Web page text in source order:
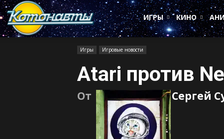
Котонавты
ИГРЫ
КИНО
Игры Игровые новости
Atari против
От Сергей